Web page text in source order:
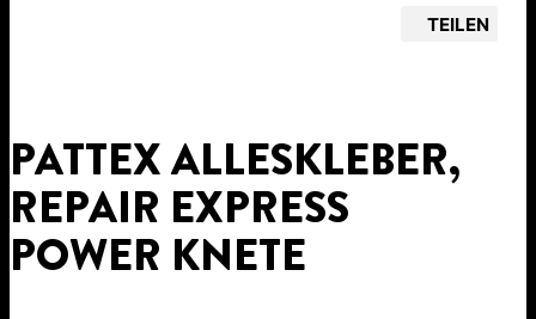
TEILEN
PATTEX ALLESKLEBER,
REPAIR EXPRESS
POWER KNETE